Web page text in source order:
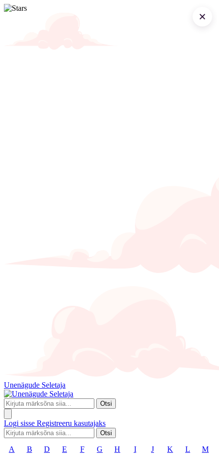
Unenägude Seletaja
Otsi
Logi sisse Registreeru kasutajaks
Otsi
A B D E F G H I J K L M